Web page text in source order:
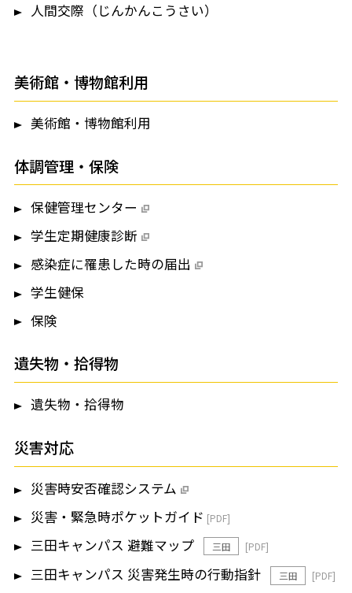
人間交際（じんかんこうさい）
美術館・博物館利用
美術館・博物館利用
体調管理・保険
保健管理センター
学生定期健康診断
感染症に罹患した時の届出
学生健保
保険
遺失物・拾得物
遺失物・拾得物
災害対応
災害時安否確認システム
災害・緊急時ポケットガイド
三田キャンパス 避難マップ
三田
三田キャンパス 災害発生時の行動指針 三田